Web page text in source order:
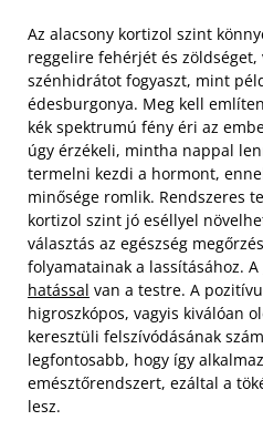
Az alacsony kortizol szint
reggelire fehérjét és
szénhidrátot fogyaszt, mint
édesburgonya. Meg kell
kék spektrumú fény éri az
úgy érzékeli, mintha nappal
termelni kezdi a hormont,
minősége romlik. Rendszeres
kortizol szint jó eséllyel
választás az egészség
folyamatainak a lassításához. A
hatással van a testre. A
higroszkópos, vagyis kiválóan
keresztüli felszívódásának
legfontosabb, hogy így
emésztőrendszert, ezáltal a
lesz.